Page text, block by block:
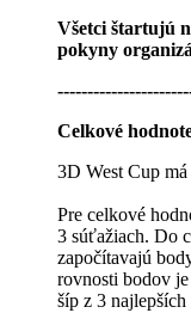
Všetci štartujú
pokyny
Celkové
3D West Cup
Pre celkové
3 súťažiach. Do
započítavajú
rovnosti bodov
šíp z 3 najlepších